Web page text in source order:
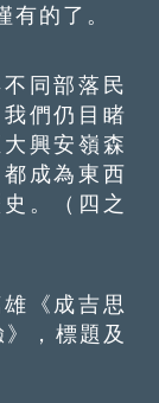
的了。
同部落民
們仍目睹
興安嶺森
成為東西
。（四之
《成吉思
，標題及